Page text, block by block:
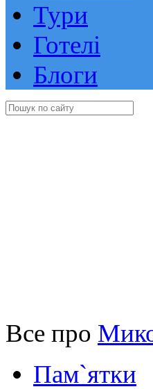
Тури
Готелі
Блоги
Все про
Пам`ятки